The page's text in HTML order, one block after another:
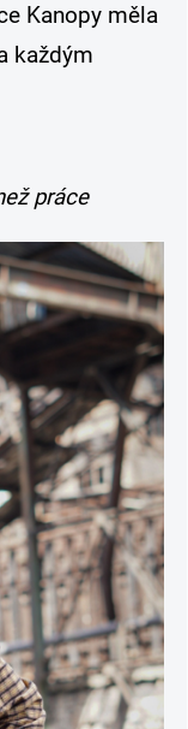
Kanopy měla
každým
práce